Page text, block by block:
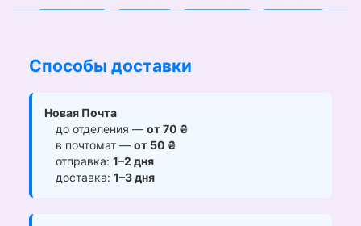
Способы доставки
Новая Почта
до отделения — от 70 ₴
в почтомат — от 50 ₴
отправка: 1–2 дня
доставка: 1–3 дня